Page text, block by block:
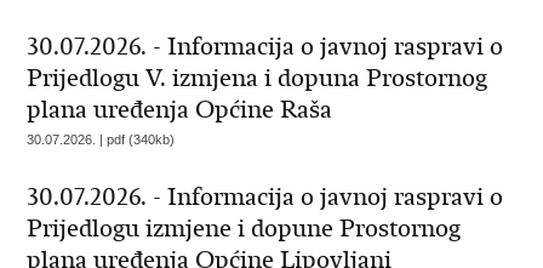
30.07.2026. - Informacija o javnoj raspravi o
Prijedlogu V. izmjena i dopuna Prostornog
plana uređenja Općine Raša
30.07.2026. | pdf (340kb)
30.07.2026. - Informacija o javnoj raspravi o
Prijedlogu izmjene i dopune Prostornog
plana uređenja Općine Lipovljani